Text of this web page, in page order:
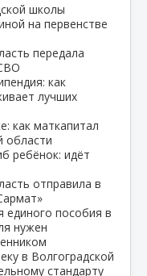
школы
на первенстве
передала
как
лучших
как маткапитал
области
ребёнок: идёт
отправила в
единого пособия в
нужен
в Волгоградской
стандарту